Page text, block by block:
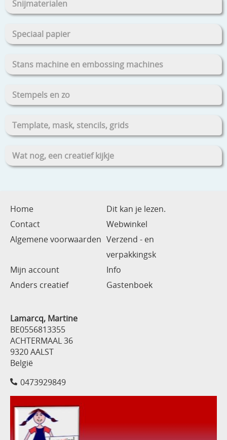
Snijmaterialen
Speciaal papier
Stans machine en embossing machines
Stempels en zo
Template, mask, stencils, grids
Wat nog, een creatief kijkje
Home
Dit kan je lezen.
Contact
Webwinkel
Algemene voorwaarden Verzend - en
verpakkingsk
Mijn account
Info
Anders creatief
Gastenboek
Lamarcq, Martine
BE0556813355
ACHTERMAAL 36
9320 AALST
België
0473929849